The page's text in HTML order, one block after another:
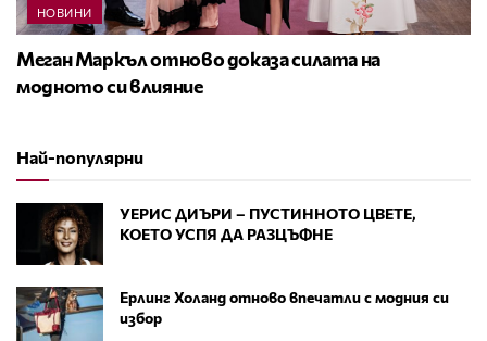
НОВИНИ
Меган Маркъл отново доказа силата на
модното си влияние
Най-популярни
УЕРИС ДИЪРИ – ПУСТИННОТО ЦВЕТЕ,
КОЕТО УСПЯ ДА РАЗЦЪФНЕ
Ерлинг Холанд отново впечатли с модния си
избор